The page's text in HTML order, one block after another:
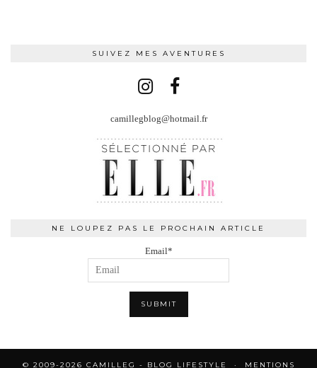
SUIVEZ MES AVENTURES
camillegblog@hotmail.fr
NE LOUPEZ PAS LE PROCHAIN ARTICLE
Email*
© 2009-2026 CAMILLEG - BLOG LIFESTYLE MENTIONS